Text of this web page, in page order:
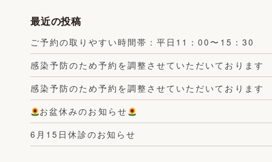
最近の投稿
ご予約の取りやすい時間帯：平日11：00〜15：30
感染予防のため予約を調整させていただいております
感染予防のため予約を調整させていただいております
お盆休みのお知らせ
6月15日休診のお知らせ